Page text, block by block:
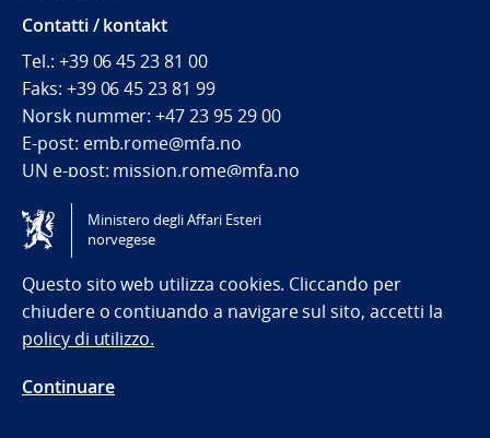
Contatti / kontakt
Tel.: +39 06 45 23 81 00
Faks: +39 06 45 23 81 99
Norsk nummer:+47 23 95 29 00
E-post: emb.rome@mfa.no
UN e-post: mission.rome@mfa.no
Tilgjengelighetserklæring / Accessibility statement
(NO)
Ministero degli Affari Esteri
norvegese
Questo sito web utilizza cookies. Cliccando per
chiudere o contiuando a navigare sul sito, accetti la
policy di utilizzo.
Continuare